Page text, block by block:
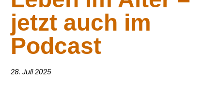
jetzt auch im
Podcast
28. Juli 2025